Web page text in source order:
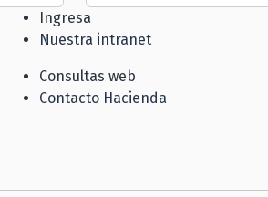
Ingresa
Nuestra intranet
Consultas web
Contacto Hacienda